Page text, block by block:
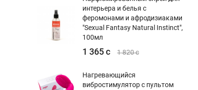
интерьера и белья с
феромонами и афродизиаками
"Sexual Fantasy Natural Instinct",
100мл
1 365 с 1 820 с
Нагревающийся
вибростимулятор с пультом